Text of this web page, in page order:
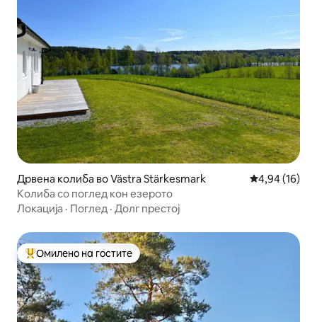
Дрвена колиба во Västra Stärkesmark Просечна
4,94 (16)
Колиба со поглед кон езерото
Локација · Поглед · Долг престој
Меѓу најуспешните „Омилени на гостите“
Омилено на гостите